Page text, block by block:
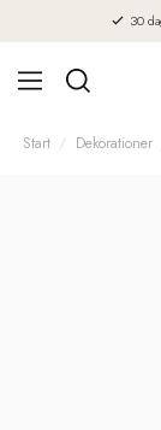
30
Start Dekorationer